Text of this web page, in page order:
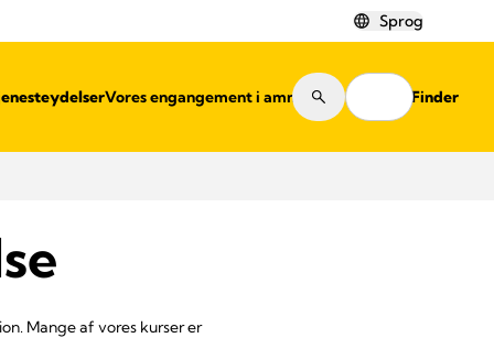
Sprog
Vores engangement i amning Shop Finder
Mange af vores kurser er